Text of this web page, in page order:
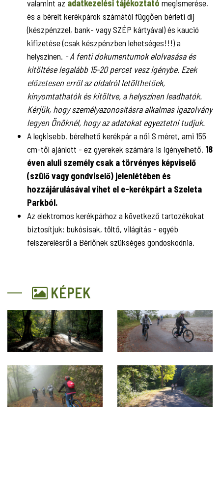
valamint az adatkezelési tájékoztató megismerése,
és a bérelt kerékpárok számától függően bérleti díj
(készpénzzel, bank- vagy SZÉP kártyával) és kaució
kifizetése (csak készpénzben lehetséges!!!) a
helyszínen. - A fenti dokumentumok elolvasása és
kitöltése legalább 15-20 percet vesz igénybe. Ezek
előzetesen erről az oldalról letölthetőek,
kinyomtathatók és kitöltve, a helyszínen leadhatók.
Kérjük, hogy személyazonosításra alkalmas igazolvány
legyen Önöknél, hogy az adatokat egyeztetni tudjuk.
A legkisebb, bérelhető kerékpár a női S méret, ami 155
cm-től ajánlott - ez gyerekek számára is igényelhető. 18
éven aluli személy csak a törvényes képviselő
(szülő vagy gondviselő) jelenlétében és
hozzájárulásával vihet el e-kerékpárt a Szeleta
Parkból.
Az elektromos kerékpárhoz a következő tartozékokat
biztosítjuk: bukósisak, töltő, világítás - egyéb
felszerelésről a Bérlőnek szükséges gondoskodnia.
KÉPEK